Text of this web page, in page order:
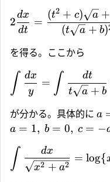
2
dt
dx
=
(t a + b)
(t2 + c) a +
を得る。ここから
∫ y
dx
= ∫ t a + b
dt
が分かる。具体的に a
a = 1, b = 0, c = −
∫ x2 + a2
dx
= log{